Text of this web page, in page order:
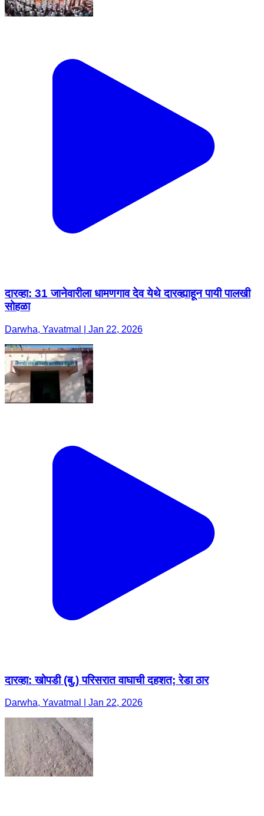
दारव्हा: 31 जानेवारीला धामणगाव देव येथे दारव्ह्याहून पायी पालखी
सोहळा
Darwha, Yavatmal | Jan 22, 2026
दारव्हा: खोपडी (बु.) परिसरात वाघाची दहशत; रेडा ठार
Darwha, Yavatmal | Jan 22, 2026